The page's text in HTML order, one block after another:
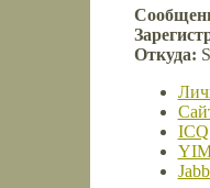
Откуда:
ICQ